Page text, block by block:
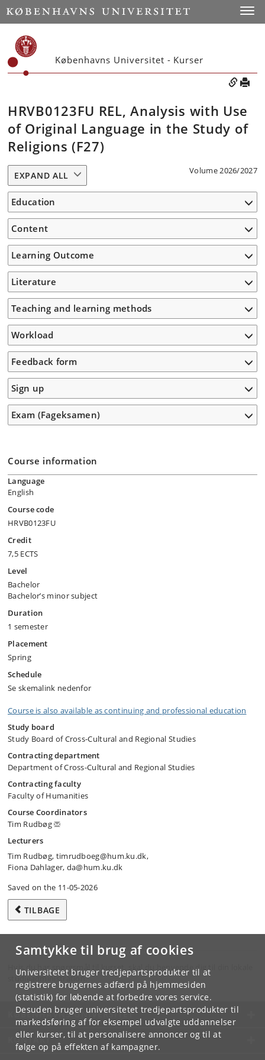
Samtykke til brug af cookies
Universitetet bruger tredjepartsprodukter til at
registrere brugernes adfærd på hjemmesiden
(statistik) for løbende at forbedre vores service.
Desuden bruger universitetet tredjepartsprodukter til
markedsføring af for eksempel udvalgte uddannelser
eller kurser, til at personalisere annoncer og til at
følge op på effekten af kampagner.
Københavns Universitet - Kurser
HRVB0123FU REL, Analysis with Use
of Original Language in the Study of
Religions (F27)
Volume 2026/2027
EXPAND ALL
Education
Content
Learning Outcome
Literature
Teaching and learning methods
Workload
Feedback form
Sign up
Exam (Fageksamen)
Course information
Language
English
Course code
HRVB0123FU
Credit
7,5 ECTS
Level
Bachelor
Bachelor’s minor subject
Duration
1 semester
Placement
Spring
Schedule
Se skemalink nedenfor
Course is also available as continuing and professional education
Study board
Study Board of Cross-Cultural and Regional Studies
Contracting department
Department of Cross-Cultural and Regional Studies
Contracting faculty
Faculty of Humanities
Course Coordinators
Tim Rudbøg
Lecturers
Tim Rudbøg, timrudboeg@hum.ku.dk,
Fiona Dahlager, da@hum.ku.dk
Saved on the 11-05-2026
TILBAGE
Hvis du har spørgsmål til kurset, skal du henvende dig til din lokale
studieadministration.
KØBENHAVNS UNIVERSITET
KONTAKT